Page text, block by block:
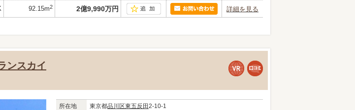
92.15m2 2億9,990万円 詳細を見る
ンスカイ
所在地 東京都品川区東五反田2-10-1